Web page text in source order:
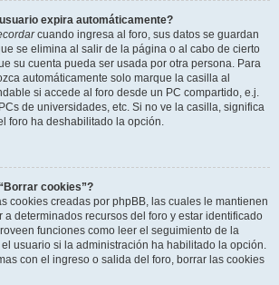
expira automáticamente?
cuando ingresa al foro, sus datos se guardan
se elimina al salir de la página o al cabo de cierto
su cuenta pueda ser usada por otra persona. Para
automáticamente solo marque la casilla al
si accede al foro desde un PC compartido, e.j.
de universidades, etc. Si no ve la casilla, significa
foro ha deshabilitado la opción.
cookies”?
cookies creadas por phpBB, las cuales le mantienen
a determinados recursos del foro y estar identificado
funciones como leer el seguimiento de la
usuario si la administración ha habilitado la opción.
con el ingreso o salida del foro, borrar las cookies